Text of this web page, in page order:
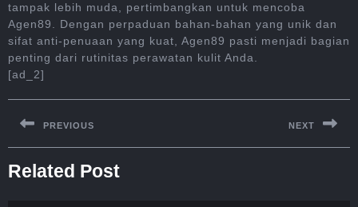
tampak lebih muda, pertimbangkan untuk mencoba
Agen89. Dengan perpaduan bahan-bahan yang unik dan
sifat anti-penuaan yang kuat, Agen89 pasti menjadi bagian
penting dari rutinitas perawatan kulit Anda.
[ad_2]
Post
navigation
PREVIOUS
post:
NEXT
Related Post